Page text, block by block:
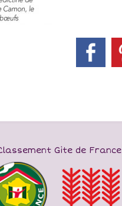
Gite de France